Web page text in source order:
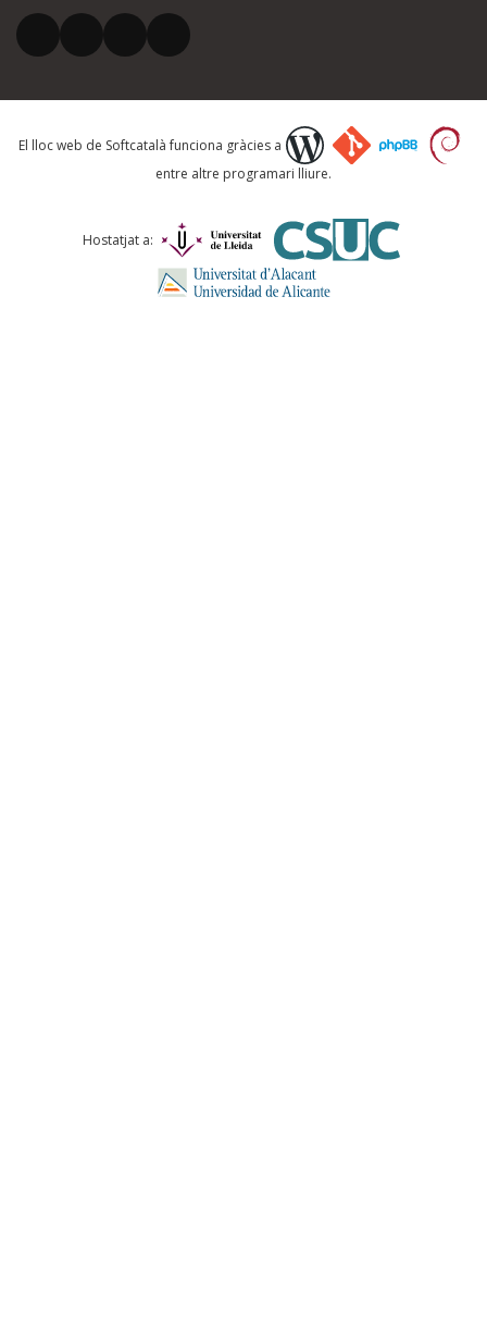
El vostre correu electrònic *
Què proposeu?
Comentari *
El lloc web de Softcatalà funciona gràcies a
entre altre programari lliure.
Hostatjat a: